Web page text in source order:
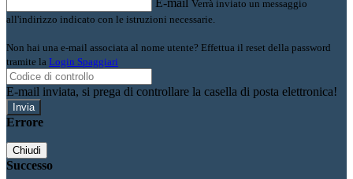
E-mail Verrà inviato un messaggio
all'indirizzo indicato con le istruzioni necessarie.
Non hai una e-mail associata al nome utente? Effettua il reset della password
tramite la Login Spaggiari
E-mail inviata, si prega di controllare la casella di posta elettronica!
Errore
Chiudi
Successo